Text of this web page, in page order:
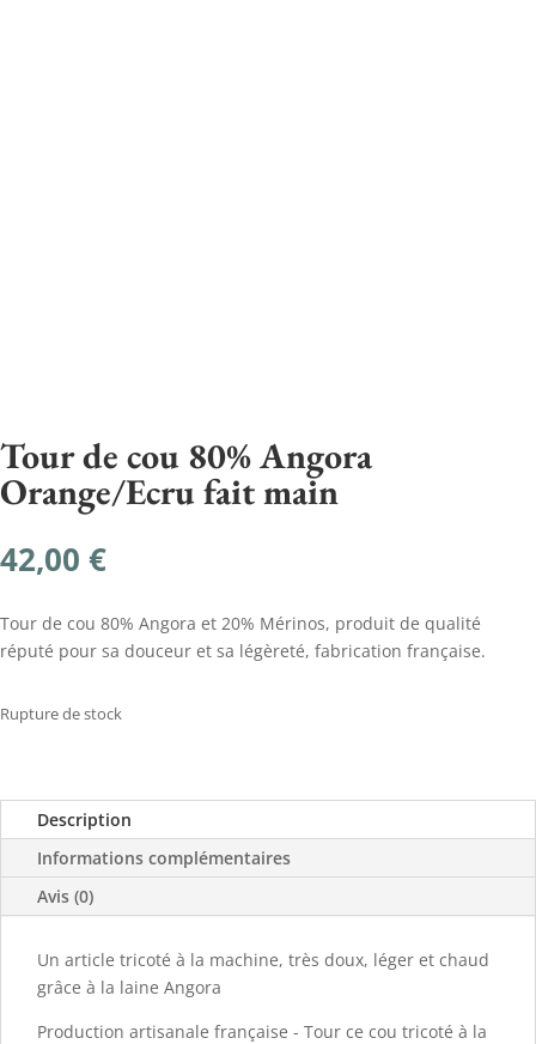
Tour de cou 80% Angora
Orange/Ecru fait main
42,00 €
Tour de cou 80% Angora et 20% Mérinos, produit de qualité
réputé pour sa douceur et sa légèreté, fabrication française.
Rupture de stock
Description
Informations complémentaires
Avis (0)
Un article tricoté à la machine, très doux, léger et chaud
grâce à la laine Angora
Production artisanale française - Tour ce cou tricoté à la